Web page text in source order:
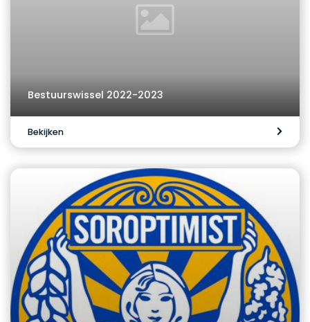
Bestuurswissel 2022-2023
Bekijken